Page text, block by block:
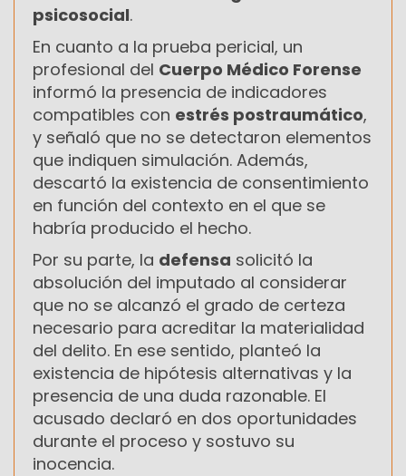
psicosocial.
En cuanto a la prueba pericial, un
profesional del Cuerpo Médico Forense
informó la presencia de indicadores
compatibles con estrés postraumático,
y señaló que no se detectaron elementos
que indiquen simulación. Además,
descartó la existencia de consentimiento
en función del contexto en el que se
habría producido el hecho.
Por su parte, la defensa solicitó la
absolución del imputado al considerar
que no se alcanzó el grado de certeza
necesario para acreditar la materialidad
del delito. En ese sentido, planteó la
existencia de hipótesis alternativas y la
presencia de una duda razonable. El
acusado declaró en dos oportunidades
durante el proceso y sostuvo su
inocencia.